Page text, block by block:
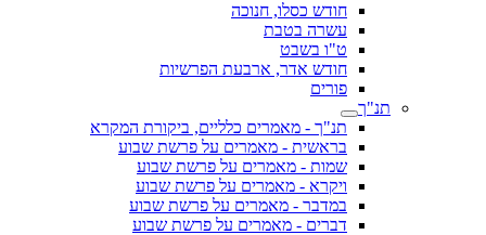
חודש כסלו, חנוכה
עשרה בטבת
ט"ו בשבט
חודש אדר, ארבעת הפרשיות
פורים
תנ"ך
תנ"ך - מאמרים כלליים, ביקורת המקרא
בראשית - מאמרים על פרשת שבוע
שמות - מאמרים על פרשת שבוע
ויקרא - מאמרים על פרשת שבוע
במדבר - מאמרים על פרשת שבוע
דברים - מאמרים על פרשת שבוע